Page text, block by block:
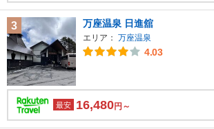
3 万座温泉 日進舘
エリア： 万座温泉
4.03
最安 16,480円～